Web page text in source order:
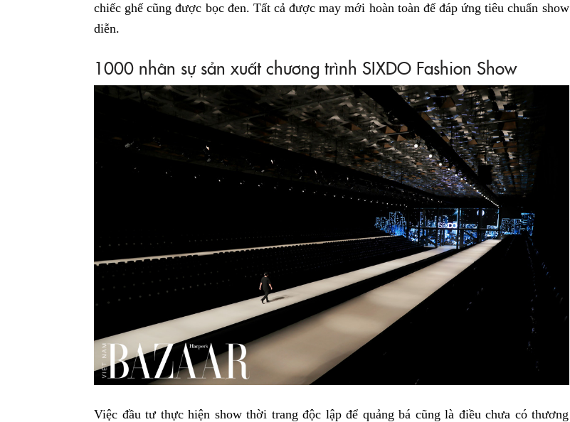
chiếc ghế cũng được bọc đen. Tất cả được may mới hoàn toàn để đáp ứng tiêu chuẩn show
diễn.
1000 nhân sự sản xuất chương trình SIXDO Fashion Show
Việc đầu tư thực hiện show thời trang độc lập để quảng bá cũng là điều chưa có thương